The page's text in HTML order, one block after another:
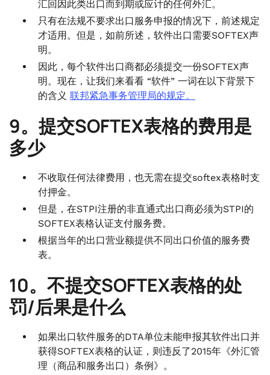
汇回因此类出口而到期或应计的任何外汇。
只有在法规不要求出口服务申报的情况下，前述规定
才适用。但是，如前所述，软件出口需要SOFTEX声
明。
因此，每个软件出口商都必须提交一份SOFTEX声
明。现在，让我们来看看 “软件” 一词在以下背景下
的含义 联邦紧急事务管理局的规定。
9。提交SOFTEX表格的费用是
多少
不收取任何法律费用，也无需在提交softex表格时支
付押金。
但是，在STPI注册的非直通式出口商必须为STPI的
SOFTEX表格认证支付服务费。
根据当年的出口营业额提供不同出口价值的服务费
表。
10。不提交SOFTEX表格的处
罚/后果是什么
如果出口软件服务的DTA单位未能申报其软件出口并
获得SOFTEX表格的认证，则违反了2015年《外汇管
理（商品和服务出口）条例》。